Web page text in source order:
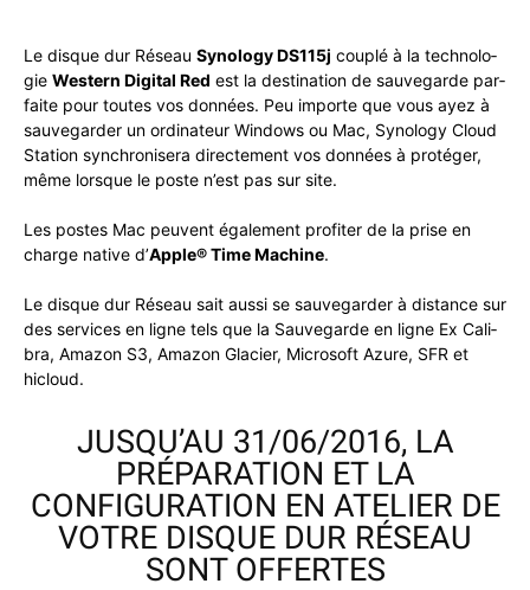
Le disque dur Réseau Syn­ol­o­gy DS115j cou­plé à la tech­nolo­
gie West­ern Dig­i­tal Red est la des­ti­na­tion de sauve­g­arde par­
faite pour toutes vos don­nées. Peu importe que vous ayez à
sauve­g­arder un ordi­na­teur Win­dows ou Mac, Syn­ol­o­gy Cloud
Sta­tion syn­chro­nis­era directe­ment vos don­nées à pro­téger,
même lorsque le poste n’est pas sur site.
Les postes Mac peu­vent égale­ment prof­iter de la prise en
charge native d’Apple® Time Machine.
Le disque dur Réseau sait aus­si se sauve­g­arder à dis­tance sur
des ser­vices en ligne tels que la Sauve­g­arde en ligne Ex Cal­i­
bra, Ama­zon S3, Ama­zon Glac­i­er, Microsoft Azure, SFR et
hicloud.
JUSQU’AU 31/06/2016, LA
PRÉPARATION ET LA
CONFIGURATION EN ATELIER DE
VOTRE DISQUE DUR RÉSEAU
SONT OFFERTES